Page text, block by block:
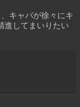
キャパが徐々にキ
進してまいりたい